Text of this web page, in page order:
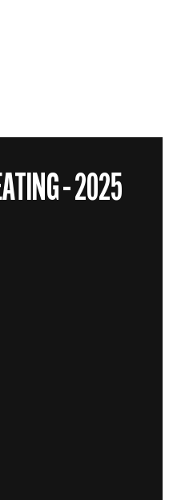
– 2025